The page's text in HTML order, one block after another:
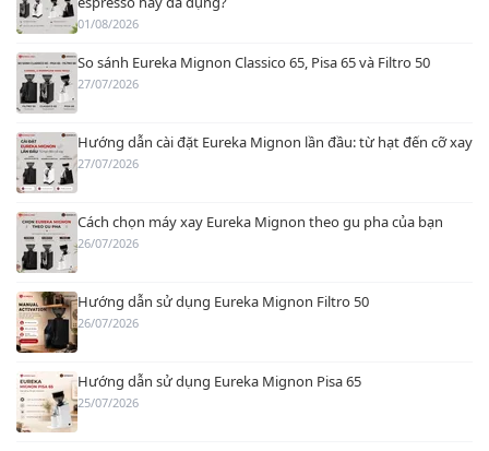
01/08/2026
So sánh Eureka Mignon Classico 65, Pisa 65 và Filtro 50
27/07/2026
Hướng dẫn cài đặt Eureka Mignon lần đầu: từ hạt đến cỡ xay
27/07/2026
Cách chọn máy xay Eureka Mignon theo gu pha của bạn
26/07/2026
Hướng dẫn sử dụng Eureka Mignon Filtro 50
26/07/2026
Hướng dẫn sử dụng Eureka Mignon Pisa 65
25/07/2026